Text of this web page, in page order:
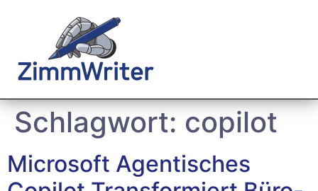
Schlagwort: copilot
Microsoft Agentisches